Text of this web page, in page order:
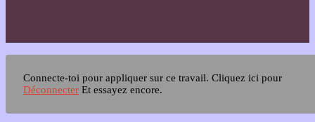
Connecte-toi pour appliquer sur ce travail. Cliquez ici pour
Déconnecter Et essayez encore.